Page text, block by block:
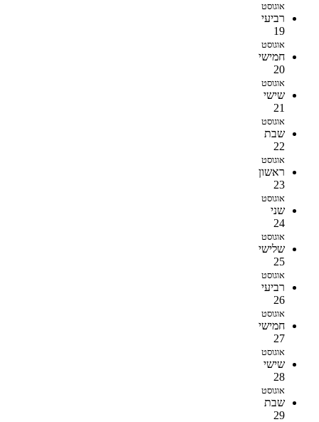
אוגוסט
רביעי
19
אוגוסט
חמישי
20
אוגוסט
שישי
21
אוגוסט
שבת
22
אוגוסט
ראשון
23
אוגוסט
שני
24
אוגוסט
שלישי
25
אוגוסט
רביעי
26
אוגוסט
חמישי
27
אוגוסט
שישי
28
אוגוסט
שבת
29